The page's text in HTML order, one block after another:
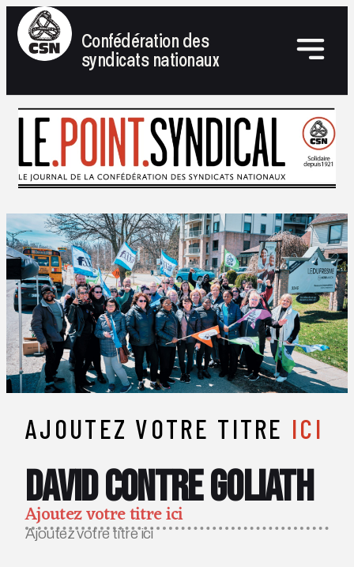
Confédération des
syndicats nationaux
AJOUTEZ VOTRE TITRE ICI
David contre Goliath
Ajoutez votre titre ici
Ajoutez votre titre ici